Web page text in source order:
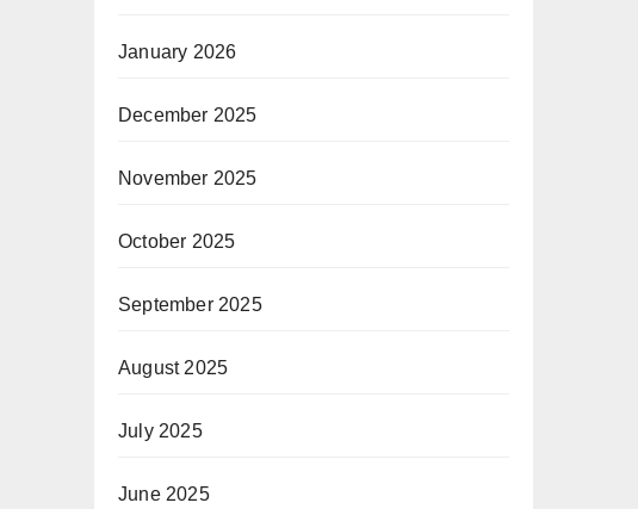
January 2026
December 2025
November 2025
October 2025
September 2025
August 2025
July 2025
June 2025